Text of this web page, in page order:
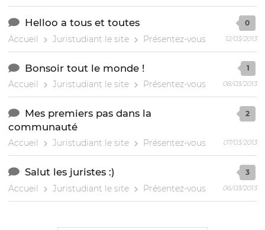
Helloo a tous et toutes
Accueil Juristudiant le site Présentez-vous
0
12/03/2013
Bonsoir tout le monde !
Accueil Juristudiant le site Présentez-vous
1
08/03/2013
Mes premiers pas dans la
communauté
Accueil Juristudiant le site Présentez-vous
2
07/03/2013
Salut les juristes :)
Accueil Juristudiant le site Présentez-vous
3
06/03/2013